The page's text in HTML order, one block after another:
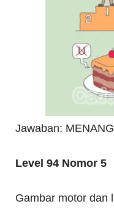
Jawaban:
Level 94 Nomor 5
Gambar motor dan